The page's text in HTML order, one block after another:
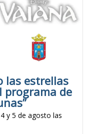
las estrellas
programa de
y 5 de agosto las